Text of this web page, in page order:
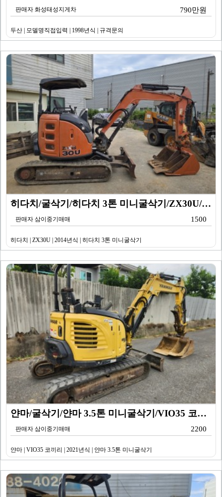
판매자 화성태성지게차 790만원
두산 | 모델명직접입력 | 1998년식 | 규격문의
히다치/굴삭기/히다치 3톤 미니굴삭기/ZX30U/201…
판매자 삼이중기매매 1500
히다치 | ZX30U | 2014년식 | 히다치 3톤 미니굴삭기
얀마/굴삭기/얀마 3.5톤 미니굴삭기/VIO35 코끼리…
판매자 삼이중기매매 2200
얀마 | VIO35 코끼리 | 2021년식 | 얀마 3.5톤 미니굴삭기